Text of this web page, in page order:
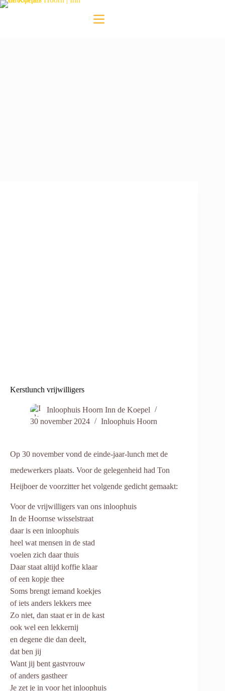
Kerstlunch vrijwilligers
Inloophuis Hoorn Inn de Koepel
30 november 2024
Inloophuis Hoorn
Op 30 november vond de einde-jaar-lunch met de
medewerkers plaats. Voor de gelegenheid had Ton
Heijboer de voorzitter het volgende gedicht gemaakt:
Voor de vrijwilligers van ons inloophuis
In de Hoornse wisselstraat
daar is een inloophuis
heel wat mensen in de stad
voelen zich daar thuis
Daar staat altijd koffie klaar
of een kopje thee
Soms brengt iemand koekjes
of iets anders lekkers mee
Zo niet, dan staat er in de kast
ook wel een lekkernij
en degene die dan deelt,
dat ben jij
Want jij bent gastvrouw
of anders gastheer
Je zet je in voor het inloophuis